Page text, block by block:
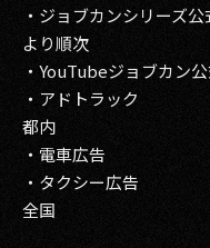
・ジョブカンシリー
より順次
・YouTubeジョブカン
・アドトラッ
都内
・電車広告
・タクシー広
全国